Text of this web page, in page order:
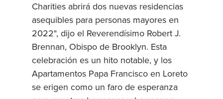
Charities abrirá dos nuevas residencias
asequibles para personas mayores en
2022", dijo el Reverendísimo Robert J.
Brennan, Obispo de Brooklyn. Esta
celebración es un hito notable, y los
Apartamentos Papa Francisco en Loreto
se erigen como un faro de esperanza